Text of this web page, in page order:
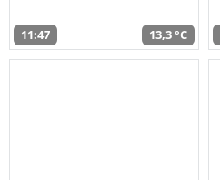
11:47 13,3 °C